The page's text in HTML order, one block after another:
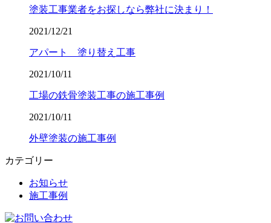
塗装工事業者をお探しなら弊社に決まり！
2021/12/21
アパート 塗り替え工事
2021/10/11
工場の鉄骨塗装工事の施工事例
2021/10/11
外壁塗装の施工事例
カテゴリー
お知らせ
施工事例